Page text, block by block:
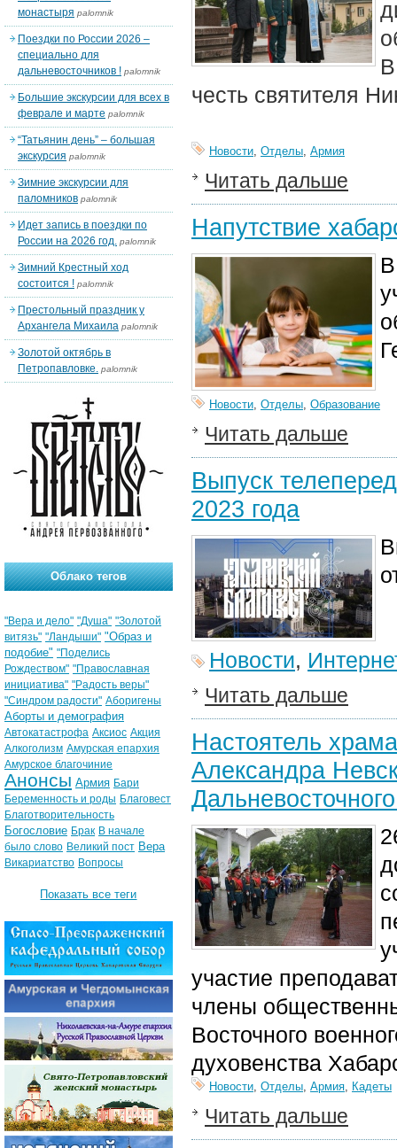
честь святителя
Новости, Отделы, Армия
Читать дальше
Напутствие
Новости, Отделы, Образование
Читать дальше
Выпуск
2023 года
Новости,
Читать дальше
Настоятель
Александра
участие
члены
Восточного
духовенства
Новости, Отделы, Армия, Кадеты
Читать дальше
монастыря palomnik
Поездки по России 2026 –
специально для
дальневосточников ! palomnik
Большие экскурсии для всех в
феврале и марте palomnik
“Татьянин день” – большая
экскурсия palomnik
Зимние экскурсии для
паломников palomnik
Идет запись в поездки по
России на 2026 год. palomnik
Зимний Крестный ход
состоится ! palomnik
Престольный праздник у
Архангела Михаила palomnik
Золотой октябрь в
Петропавловке. palomnik
Облако тегов
"Вера и дело" "Душа" "Золотой
витязь" "Ландыши" "Образ и
подобие" "Поделись
Рождеством" "Православная
инициатива" "Радость веры"
"Синдром радости" Аборигены
Аборты и демография
Автокатастрофа Аксиос Акция
Алкоголизм Амурская епархия
Амурское благочиние
Анонсы Армия Бари
Беременность и роды Благовест
Благотворительность
Богословие Брак В начале
было слово Великий пост Вера
Викариатство Вопросы
Показать все теги